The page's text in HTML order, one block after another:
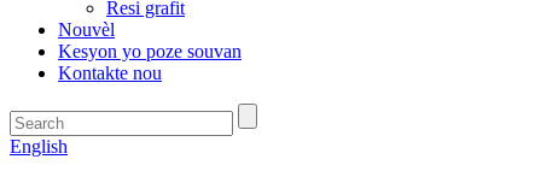
Resi grafit
Nouvèl
Kesyon yo poze souvan
Kontakte nou
English